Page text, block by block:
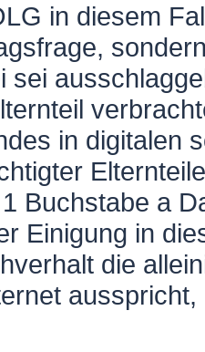
in diesem
sei
in digitalen
Buchstabe a
Einigung in
die